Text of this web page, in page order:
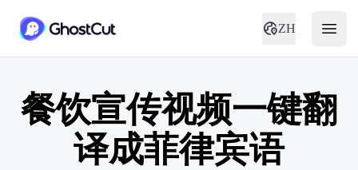
ZH
餐饮宣传视频一键翻
译成菲律宾语